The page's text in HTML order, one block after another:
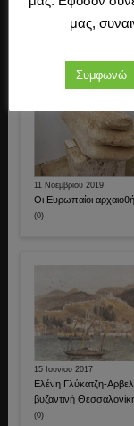
Νίκος Σβορώνος: Η
«έθνους»
11 Νοεμβρίου 2019
Οι Ευρωπαίοι
(0)
15 Ιουνίου 2017
Ελένη Γλύκατζη-
βυζαντινή
(0)
μας,
Συμφωνώ